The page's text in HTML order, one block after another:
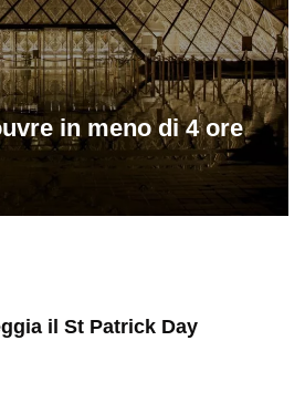
in meno di 4 ore
il St Patrick Day